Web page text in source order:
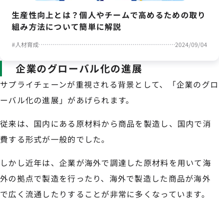
生産性向上とは？個人やチームで高めるための取り
組み方法について簡単に解説
#人材育成 2024/09/04
企業のグローバル化の進展
サプライチェーンが重視される背景として、「企業のグロ
ーバル化の進展」があげられます。
従来は、国内にある原材料から商品を製造し、国内で消
費する形式が一般的でした。
しかし近年は、企業が海外で調達した原材料を用いて海
外の拠点で製造を行ったり、海外で製造した商品が海外
で広く流通したりすることが非常に多くなっています。